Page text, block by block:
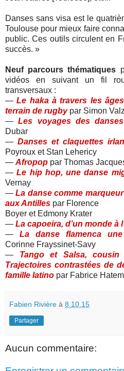
Danses sans visa est le
Toulouse pour mieux faire
public. Ces outils circulent en
succès. »
Neuf parcours thématiques
vidéos en suivant un fil
transversaux :
—Le haka à travers les
terrain de rugbypar Simon
—Les voyages des
Dubar
— Danses et claquettes
Poyroux et Stan Lehericy
— Afropop par Thomas
—Le hip hop, une danse
Vernay
—La danse comme
aux Antilles par Florence
Boyer et Edmony Krater
— La capoeira, d’un monde à
— La danse flamenca une
Corinne Frayssinet-Savy
— Tango et Salsa,
Trajectoires contrastées de
famille latino par Fabrice Hatem
Fabien Rivière à 8.10.15
Partager
Aucun commentaire: